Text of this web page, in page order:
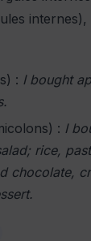
internes),
: I bought
: I
rice,
chocolate,